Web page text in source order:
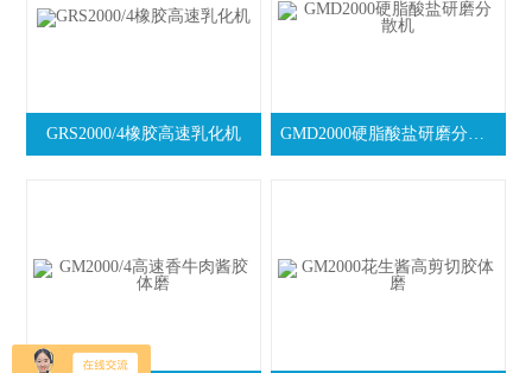
GRS2000/4橡胶高速乳化机 GMD2000硬脂酸盐研磨分散机